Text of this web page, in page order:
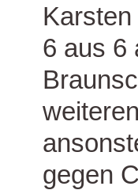
6 aus 6
gegen